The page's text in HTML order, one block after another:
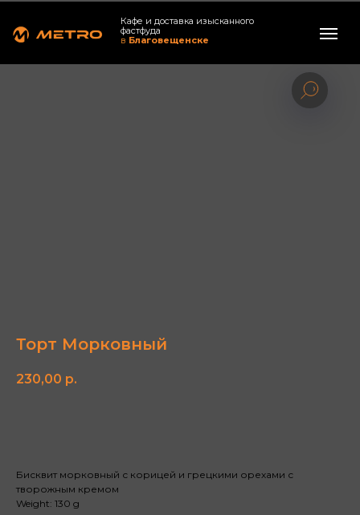
Кафе и доставка изысканного
фастфуда
в Благовещенске
Торт Морковный
230,00 р.
Бисквит морковный с корицей и грецкими орехами с
творожным кремом
Weight: 130 g